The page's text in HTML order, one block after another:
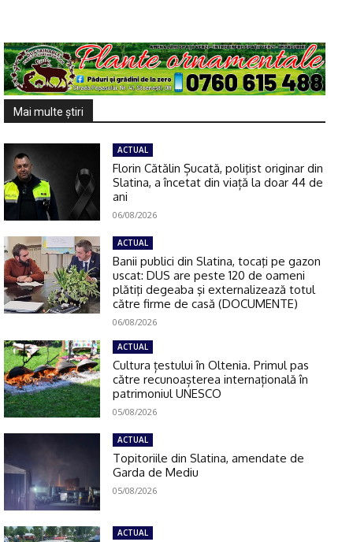
Mai multe ştiri
ACTUAL
Florin Cătălin Șucată, poliţist originar din
Slatina, a încetat din viață la doar 44 de
ani
06/08/2026
ACTUAL
Banii publici din Slatina, tocaţi pe gazon
uscat: DUS are peste 120 de oameni
plătiţi degeaba şi externalizează totul
către firme de casă (DOCUMENTE)
06/08/2026
ACTUAL
Cultura țestului în Oltenia. Primul pas
către recunoașterea internațională în
patrimoniul UNESCO
05/08/2026
ACTUAL
Topitoriile din Slatina, amendate de
Garda de Mediu
05/08/2026
ACTUAL